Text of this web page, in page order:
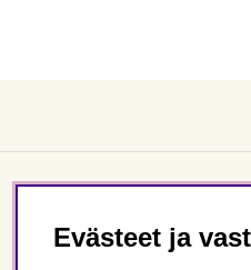
Evästeet ja